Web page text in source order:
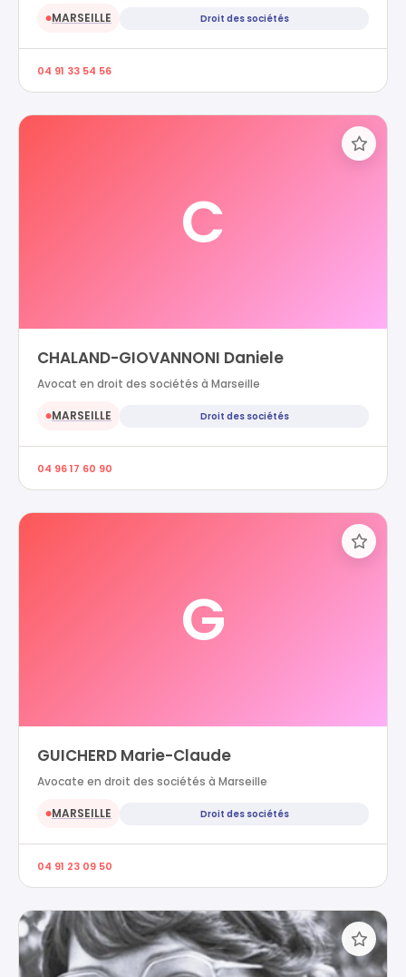
●MARSEILLE Droit des sociétés
04 91 33 54 56
C
CHALAND-GIOVANNONI Daniele
Avocat en droit des sociétés à Marseille
●MARSEILLE Droit des sociétés
04 96 17 60 90
G
GUICHERD Marie-Claude
Avocate en droit des sociétés à Marseille
●MARSEILLE Droit des sociétés
04 91 23 09 50